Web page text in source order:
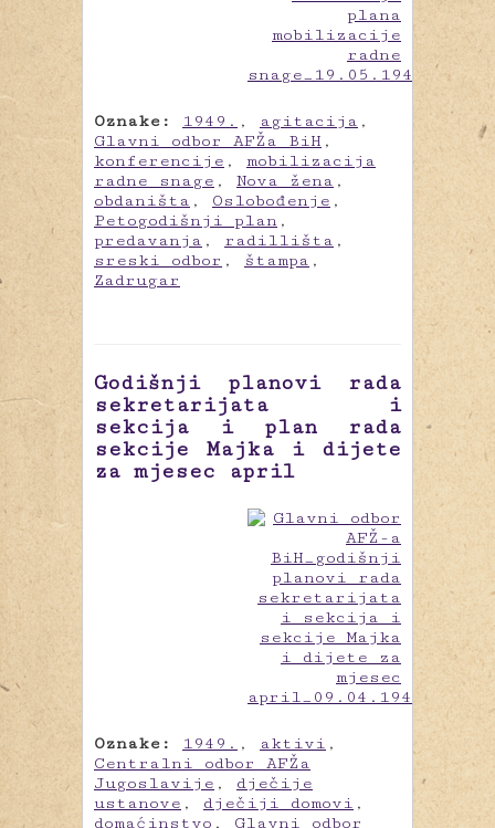
Oznake: 1949. , agitacija ,
Glavni odbor AFŽa BiH ,
konferencije , mobilizacija
radne snage , Nova žena ,
obdaništa , Oslobođenje ,
Petogodišnji plan ,
predavanja , radillišta ,
sreski odbor , štampa ,
Zadrugar
Godišnji planovi rada
sekretarijata i
sekcija i plan rada
sekcije Majka i dijete
za mjesec april
Oznake: 1949. , aktivi ,
Centralni odbor AFŽa
Jugoslavije , dječije
ustanove , dječiji domovi ,
domaćinstvo , Glavni odbor